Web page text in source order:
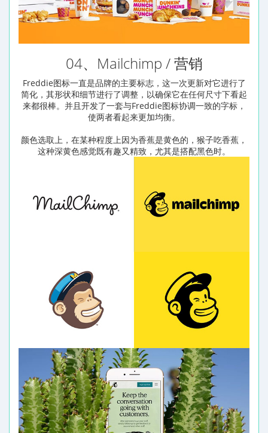
04、Mailchimp / 营销
Freddie图标一直是品牌的主要标志，这一次更新对它进行了
简化，其形状和细节进行了调整，以确保它在任何尺寸下看起
来都很棒。并且开发了一套与Freddie图标协调一致的字标，
使两者看起来更加均衡。
颜色选取上，在某种程度上因为香蕉是黄色的，猴子吃香蕉，
这种深黄色感觉既有趣又精致，尤其是搭配黑色时。